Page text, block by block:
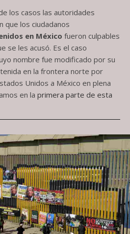
los casos las autoridades
que los ciudadanos
en México fueron culpables
se les acusó. Es el caso
nombre fue modificado por su
en la frontera norte por
Unidos a México en plena
en la primera parte de esta